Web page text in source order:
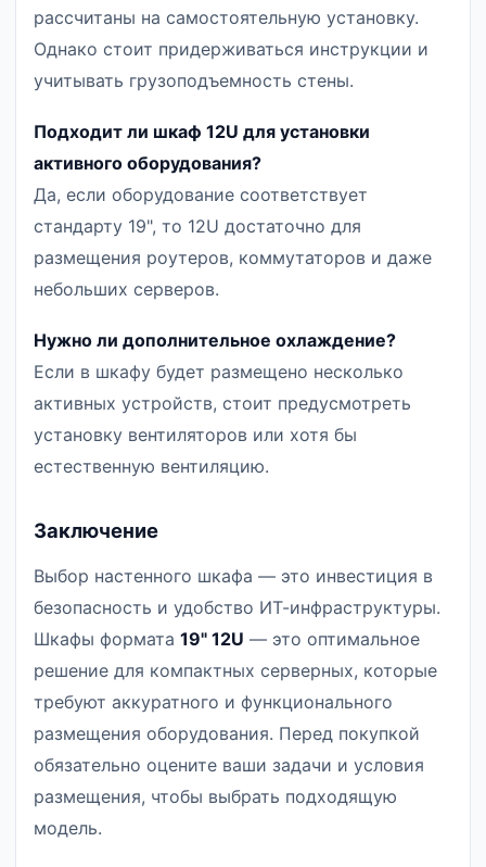
рассчитаны на самостоятельную установку.
Однако стоит придерживаться инструкции и
учитывать грузоподъемность стены.
Подходит ли шкаф 12U для установки
активного оборудования?
Да, если оборудование соответствует
стандарту 19", то 12U достаточно для
размещения роутеров, коммутаторов и даже
небольших серверов.
Нужно ли дополнительное охлаждение?
Если в шкафу будет размещено несколько
активных устройств, стоит предусмотреть
установку вентиляторов или хотя бы
естественную вентиляцию.
Заключение
Выбор настенного шкафа — это инвестиция в
безопасность и удобство ИТ-инфраструктуры.
Шкафы формата 19" 12U — это оптимальное
решение для компактных серверных, которые
требуют аккуратного и функционального
размещения оборудования. Перед покупкой
обязательно оцените ваши задачи и условия
размещения, чтобы выбрать подходящую
модель.